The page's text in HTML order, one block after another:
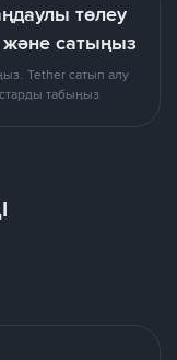
төлеу
және сатыңыз
Tether сатып алу
табыңыз